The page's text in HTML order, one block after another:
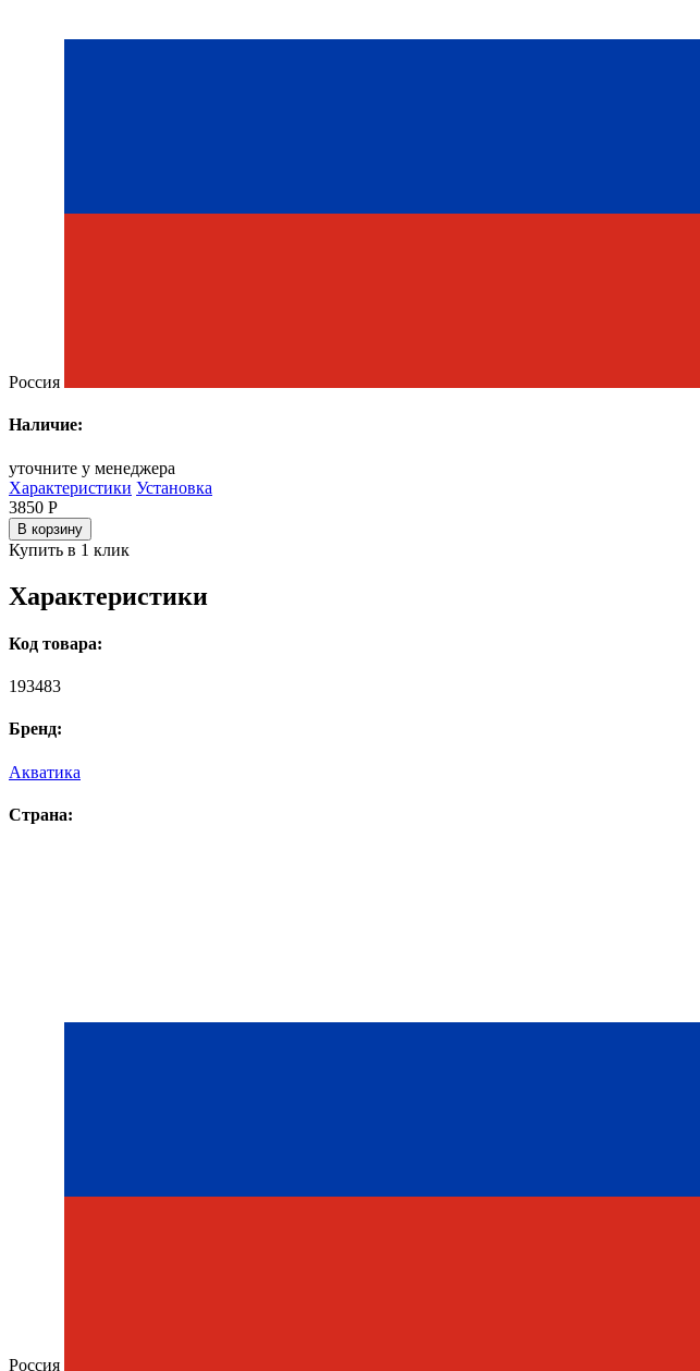
Россия
Наличие:
уточните у менеджера
Характеристики Установка
3850 Р
В корзину
Купить в 1 клик
Характеристики
Код товара:
193483
Бренд:
Акватика
Страна:
Россия